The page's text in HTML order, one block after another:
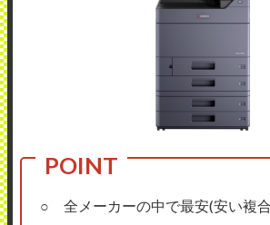
○ 全メーカーの中で最安(安い複